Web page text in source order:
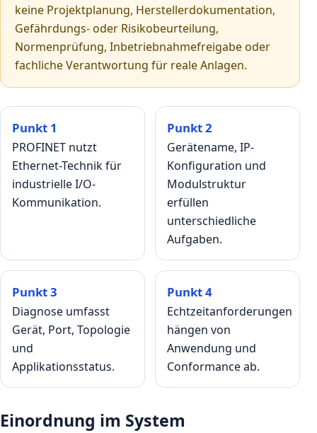
keine Projektplanung, Herstellerdokumentation,
Gefährdungs- oder Risikobeurteilung,
Normenprüfung, Inbetriebnahmefreigabe oder
fachliche Verantwortung für reale Anlagen.
Punkt 1
PROFINET nutzt
Ethernet-Technik für
industrielle I/O-
Kommunikation.
Punkt 2
Gerätename, IP-
Konfiguration und
Modulstruktur
erfüllen
unterschiedliche
Aufgaben.
Punkt 3
Diagnose umfasst
Gerät, Port, Topologie
und
Applikationsstatus.
Punkt 4
Echtzeitanforderungen
hängen von
Anwendung und
Conformance ab.
Einordnung im System